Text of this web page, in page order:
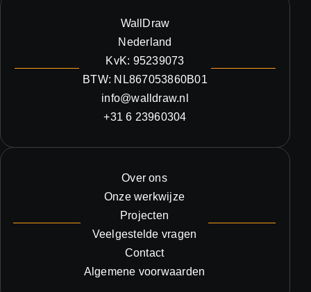
WallDraw
Nederland
KvK: 95239073
BTW: NL867053860B01
info@walldraw.nl
+31 6 23960304
Over ons
Onze werkwijze
Projecten
Veelgestelde vragen
Contact
Algemene voorwaarden